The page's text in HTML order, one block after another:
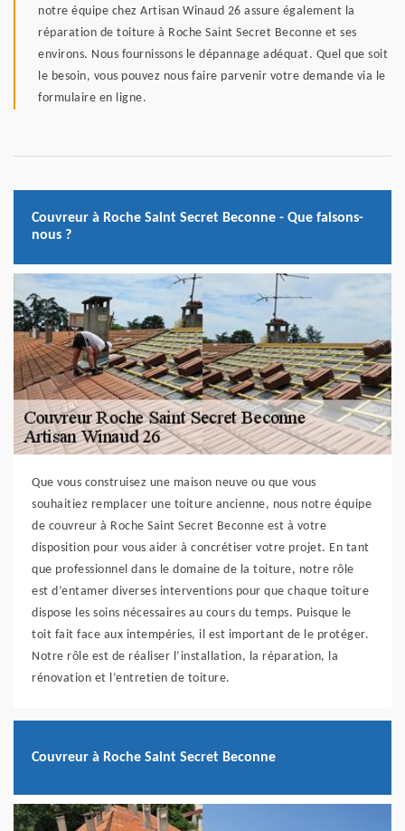
notre équipe chez Artisan Winaud 26 assure également la
réparation de toiture à Roche Saint Secret Beconne et ses
environs. Nous fournissons le dépannage adéquat. Quel que soit
le besoin, vous pouvez nous faire parvenir votre demande via le
formulaire en ligne.
Couvreur à Roche Saint Secret Beconne - Que faisons-
nous ?
Que vous construisez une maison neuve ou que vous
souhaitiez remplacer une toiture ancienne, nous notre équipe
de couvreur à Roche Saint Secret Beconne est à votre
disposition pour vous aider à concrétiser votre projet. En tant
que professionnel dans le domaine de la toiture, notre rôle
est d’entamer diverses interventions pour que chaque toiture
dispose les soins nécessaires au cours du temps. Puisque le
toit fait face aux intempéries, il est important de le protéger.
Notre rôle est de réaliser l’installation, la réparation, la
rénovation et l’entretien de toiture.
Couvreur à Roche Saint Secret Beconne